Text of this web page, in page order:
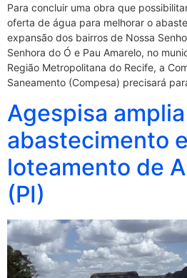
Para concluir uma obra que
oferta de água para melhorar o
expansão dos bairros de Nossa
Senhora do Ó e Pau Amarelo, no
Região Metropolitana do Recife, a
Saneamento (Compesa) precisará
Agespisa amplia
abastecimento
loteamento de
(PI)